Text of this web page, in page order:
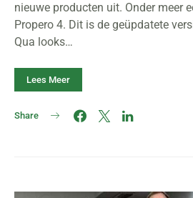
nieuwe producten uit. Onder meer
Propero 4. Dit is de geüpdatete
Qua looks…
Lees Meer
Share